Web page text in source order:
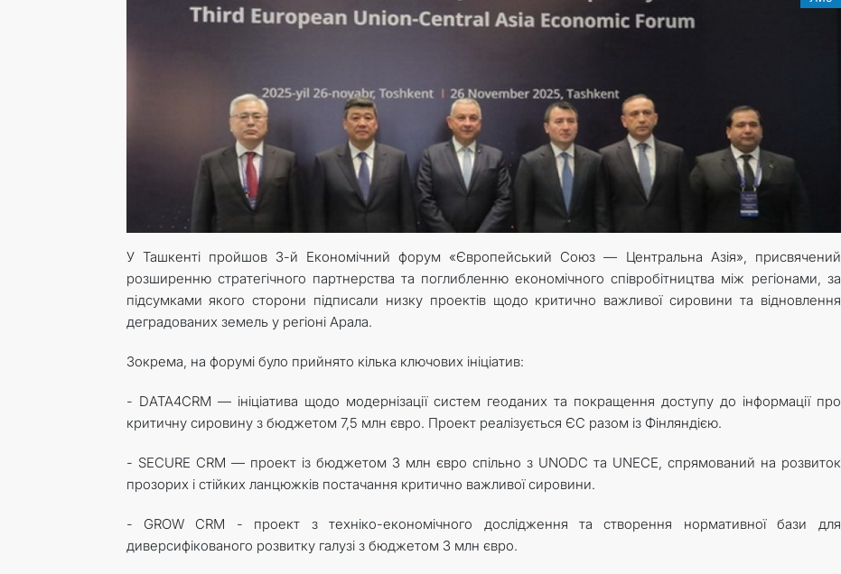
КОНСУЛЬСЬКІ ПОСЛУГИ
КОНТАКТНІ ДАНІ
У Ташкенті пройшов 3-й Економічний форум «Європейський Союз — Центральна Азія», присвячений
розширенню стратегічного партнерства та поглибленню економічного співробітництва між регіонами, за
підсумками якого сторони підписали низку проектів щодо критично важливої сировини та відновлення
деградованих земель у регіоні Арала.
Зокрема, на форумі було прийнято кілька ключових ініціатив:
- DATA4CRM — ініціатива щодо модернізації систем геоданих та покращення доступу до інформації про
критичну сировину з бюджетом 7,5 млн євро. Проект реалізується ЄС разом із Фінляндією.
- SECURE CRM — проект із бюджетом 3 млн євро спільно з UNODC та UNECE, спрямований на розвиток
прозорих і стійких ланцюжків постачання критично важливої сировини.
- GROW CRM - проект з техніко-економічного дослідження та створення нормативної бази для
диверсифікованого розвитку галузі з бюджетом 3 млн євро.